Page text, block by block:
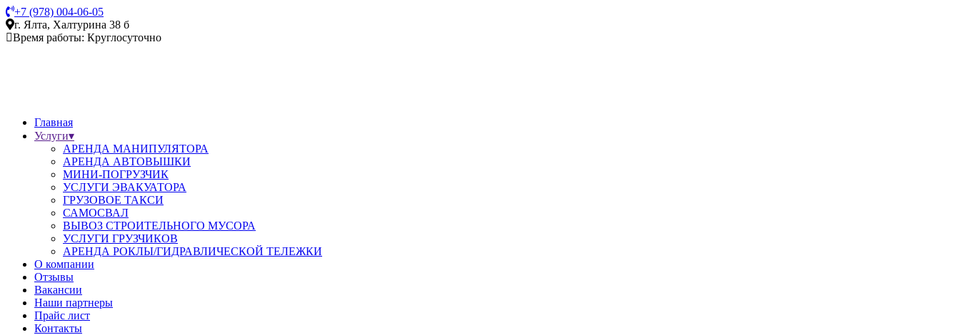
+7 (978) 004-06-05
г. Ялта, Халтурина 38 б
Время работы: Круглосуточно
Главная
Услуги▾
АРЕНДА МАНИПУЛЯТОРА
АРЕНДА АВТОВЫШКИ
МИНИ-ПОГРУЗЧИК
УСЛУГИ ЭВАКУАТОРА
ГРУЗОВОЕ ТАКСИ
САМОСВАЛ
ВЫВОЗ СТРОИТЕЛЬНОГО МУСОРА
УСЛУГИ ГРУЗЧИКОВ
АРЕНДА РОКЛЫ/ГИДРАВЛИЧЕСКОЙ ТЕЛЕЖКИ
О компании
Отзывы
Вакансии
Наши партнеры
Прайс лист
Контакты